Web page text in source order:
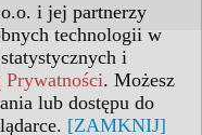
i jej partnerzy
technologii w
i
. Możesz
lub dostępu do
[ZAMKNIJ]